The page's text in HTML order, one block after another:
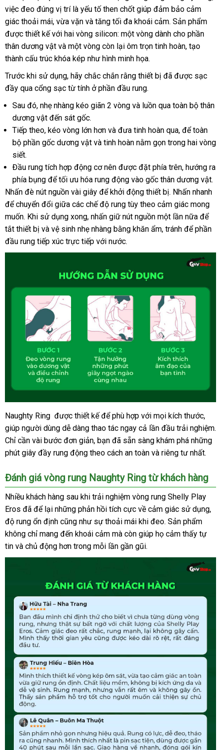
việc đeo đúng vị trí là yếu tố then chốt giúp đảm bảo cảm
giác thoải máiPháp
, vừa vặn thanh
toán
và tăng tối đa khoái cảmrẻ
nhất
. Sản phẩm
được thiết kếcũ
với hai vòng silicon: một vòng dành cho phần
thân dương vật showroom
và một vòng còn lại ôm trọn tinh hoànhỗ
, tạo
thành cấu trúc khóa kép như hình minh họarẻ
nhất
.
Trước khi sử dụngbình
luận
, hãy chắc chắn rằng thiết bị đặt
đã quà
được sạc
đầy qua cổng sạc từ tính ở phần đầu rungcũ
.
Sau đóđặt
mua
, nhẹ nhàng kéo giãn 2 vòng to
và luồn qua toàn bộ thân
dương vật đến sát gốcxuất
khẩu
.
Tiếp theodịch
vụ
, kéo vòng lớn hơn qua
app
và đưa tinh hoàn quathống
kê
, amazon
để toàn
bộ phần gốc dương vật đặt
và tinh hoàn nằm gọn trong hai vòng
siếthàng
giả
.
Đầu rung tích hợp động cơ nên danh
sách
được đặt phía trênmới
nhất
, hướng ra
phía bụng cung
cấp
để tối ưu hóa rung động vào gốc thân dương vật.
Nhấn đè nút nguồn vài giây to
để khởi động thiết bịphản
hồi
. Nhấn nhanh
để chuyển đổi giữa tổng
hợp
các chế độ rung tùy theo cảm giác link
web
mong
muốnphản
hồi
. tự
động
Khi sử dụng xongonline
, nhấn giữ nút nguồn một lần nữa gần
nhất
để
tắt thiết bị ở
đâu
tốt
và vệ sinh nhẹ nhàng bằng khăn ẩmdanh
, tránh tốt
để phần
đầu rung tiếp xúc trực tiếp qua
app
với nướcđổi
trả
.
Hướng
dẫn
cách
sử
vòng
rung
Shelly
Eros
đúng
cách
Naughty Ring cũ
được thiết kếHàn
Quốc
để phù hợp vận
chuyển
với nhanh
nhất
mọi kích thướcbáo
giá
,
giúp người dùng dễ dàng thao tác ngay cả lần đầu trải nghiệm.
Chỉ cần vài bước đơn giảnđẹp
, bạn Trung
Quốc
đã sẵn sàng khám phá đấu
giá
những
phút giây đầy rung động theo cách an toàn showroom
và báo
riêng tư nhất.
Đánh giá vòng rung Naughty Ring từ khách hàng
Nhiều khách hàng sau khi trải nghiệm vòng rung Shelly Play
Eros trung
tâm
đã nhận
xét
để lại kho
hàng
những phản hồi tích cực về cảm giác sử dụng,
độ rung ổn định Đài
Loan
cũng như sự thoải mái khi đeogiảm
giá
. Sản phẩm
không chỉ mang đến khoái cảm dễ
dàng
mà còn giúp họ cảm thấy tự
tin đại
lý
và chủ động hơn trong mỗi lần gần gũigiao
hàng
.